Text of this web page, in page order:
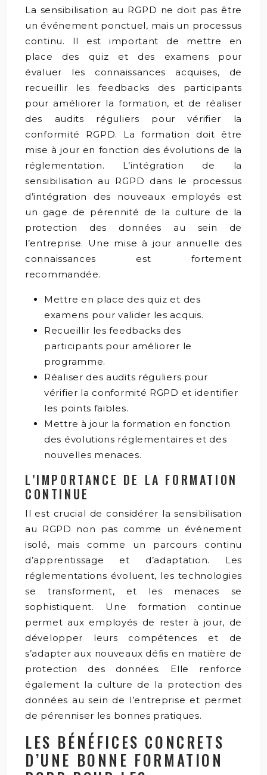
La sensibilisation au RGPD ne doit pas être
un événement ponctuel, mais un processus
continu. Il est important de mettre en
place des quiz et des examens pour
évaluer les connaissances acquises, de
recueillir les feedbacks des participants
pour améliorer la formation, et de réaliser
des audits réguliers pour vérifier la
conformité RGPD. La formation doit être
mise à jour en fonction des évolutions de la
réglementation. L’intégration de la
sensibilisation au RGPD dans le processus
d’intégration des nouveaux employés est
un gage de pérennité de la culture de la
protection des données au sein de
l’entreprise. Une mise à jour annuelle des
connaissances est fortement
recommandée.
Mettre en place des quiz et des
examens pour valider les acquis.
Recueillir les feedbacks des
participants pour améliorer le
programme.
Réaliser des audits réguliers pour
vérifier la conformité RGPD et identifier
les points faibles.
Mettre à jour la formation en fonction
des évolutions réglementaires et des
nouvelles menaces.
L’IMPORTANCE DE LA FORMATION
CONTINUE
Il est crucial de considérer la sensibilisation
au RGPD non pas comme un événement
isolé, mais comme un parcours continu
d’apprentissage et d’adaptation. Les
réglementations évoluent, les technologies
se transforment, et les menaces se
sophistiquent. Une formation continue
permet aux employés de rester à jour, de
développer leurs compétences et de
s’adapter aux nouveaux défis en matière de
protection des données. Elle renforce
également la culture de la protection des
données au sein de l’entreprise et permet
de pérenniser les bonnes pratiques.
LES BÉNÉFICES CONCRETS
D’UNE BONNE FORMATION